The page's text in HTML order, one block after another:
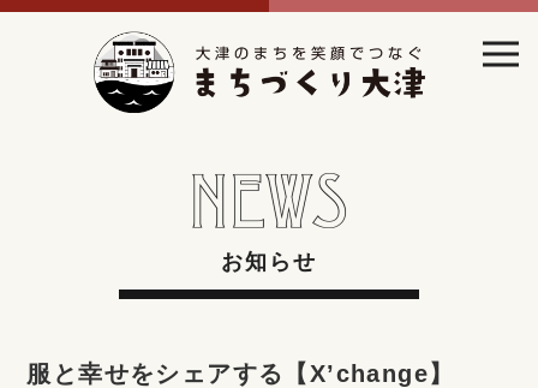
お知らせ
服と幸せをシェアする【X’change】